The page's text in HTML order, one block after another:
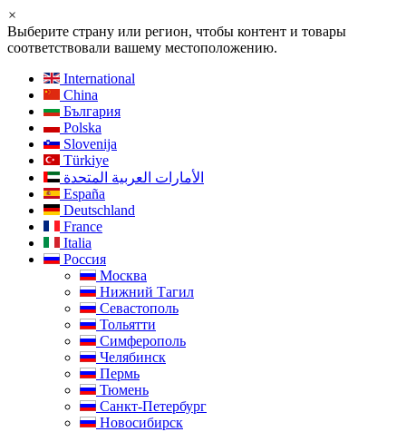
×
Выберите страну или регион, чтобы контент и товары
соответствовали вашему местоположению.
International
China
България
Polska
Slovenija
Türkiye
الأمارات العربية المتحدة
España
Deutschland
France
Italia
Россия
Москва
Нижний Тагил
Севастополь
Тольятти
Симферополь
Челябинск
Пермь
Тюмень
Санкт-Петербург
Новосибирск